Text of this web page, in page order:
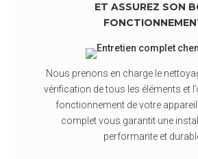
ET ASSUREZ SON
Nous prenons en charge le
vérification de tous les éléments et
fonctionnement de votre
complet vous garantit une
performante et